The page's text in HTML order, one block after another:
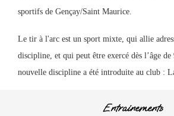
sportifs de Gençay/Saint Maurice.
Le tir à l'arc est un sport mixte, qui allie
discipline, et qui peut être exercé dès l’âge
nouvelle discipline a été introduite au club :
Entrainements